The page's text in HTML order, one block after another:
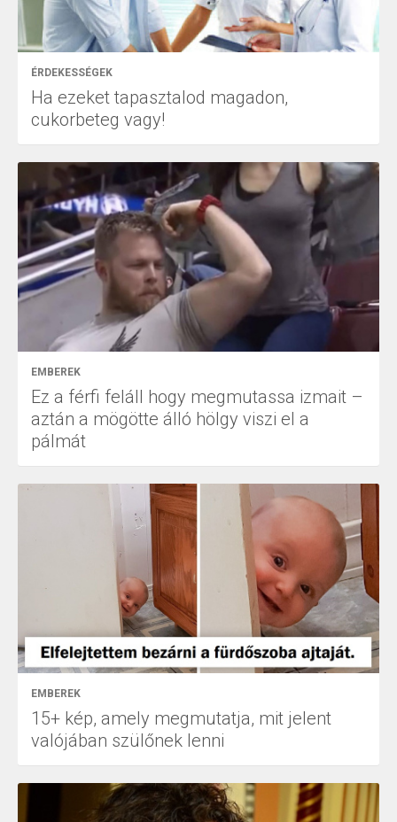
ÉRDEKESSÉGEK
Ha ezeket tapasztalod magadon,
cukorbeteg vagy!
EMBEREK
Ez a férfi feláll hogy megmutassa izmait –
aztán a mögötte álló hölgy viszi el a
pálmát
EMBEREK
15+ kép, amely megmutatja, mit jelent
valójában szülőnek lenni